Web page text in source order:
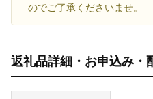
のでご了承くださいませ。
返礼品詳細・お申込み・